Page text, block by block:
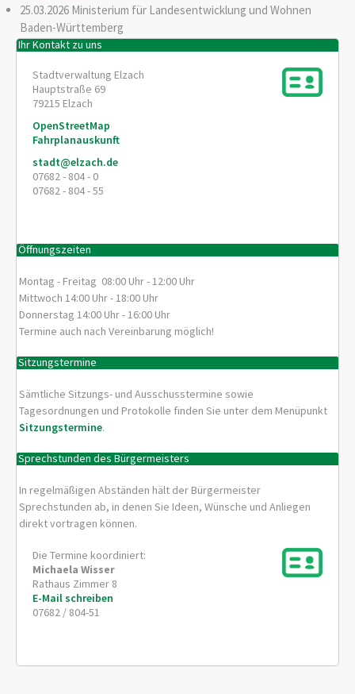
25.03.2026 Ministerium für Landesentwicklung und Wohnen
Baden-Württemberg
Ihr Kontakt zu uns
Stadtverwaltung Elzach
Hauptstraße 69
79215 Elzach
OpenStreetMap
Fahrplanauskunft
stadt@elzach.de
07682 - 804 - 0
07682 - 804 - 55
Öffnungszeiten
Montag - Freitag 08:00 Uhr - 12:00 Uhr
Mittwoch 14:00 Uhr - 18:00 Uhr
Donnerstag 14:00 Uhr - 16:00 Uhr
Termine auch nach Vereinbarung möglich!
Sitzungstermine
Sämtliche Sitzungs- und Ausschusstermine sowie
Tagesordnungen und Protokolle finden Sie unter dem Menüpunkt
Sitzungstermine.
Sprechstunden des Bürgermeisters
In regelmäßigen Abständen hält der Bürgermeister
Sprechstunden ab, in denen Sie Ideen, Wünsche und Anliegen
direkt vortragen können.
Die Termine koordiniert:
Michaela Wisser
Rathaus Zimmer 8
E-Mail schreiben
07682 / 804-51